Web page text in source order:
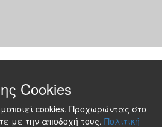
Cookies
cookies. Προχωρώντας στο
με την αποδοχή τους. Πολιτική